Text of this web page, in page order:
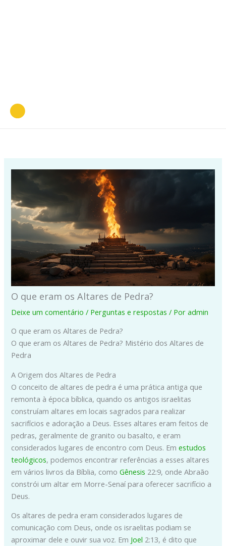
O que eram os Altares de Pedra?
Deixe um comentário / Perguntas e respostas / Poradmin
O que eram os Altares de Pedra?
O que eram os Altares de Pedra? Mistério dos Altares de
Pedra
A Origem dos Altares de Pedra
O conceito de altares de pedra é uma prática antiga que
remonta à época bíblica, quando os antigos israelitas
construíam altares em locais sagrados para realizar
sacrifícios e adoração a Deus. Esses altares eram feitos de
pedras, geralmente de granito ou basalto, e eram
considerados lugares de encontro com Deus. Emestudos
teológicos, podemos encontrar referências a esses altares
em vários livros da Bíblia, comoGênesis 22:9, onde Abraão
constrói um altar em Morre-Senaí para oferecer sacrifício a
Deus.
Os altares de pedra eram considerados lugares de
comunicação com Deus, onde os israelitas podiam se
aproximar dele e ouvir sua voz. Em Joel 2:13, é dito que